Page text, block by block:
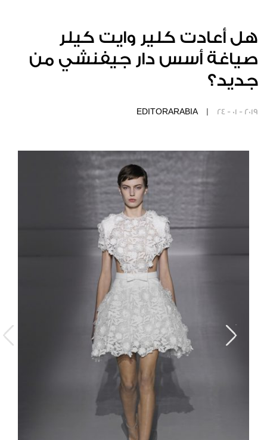
هل أعادت كلير وايت كيلر
صياغة أسس دار جيفنشي من
جديد؟
EDITORARABIA | 24 - 01 - 2019